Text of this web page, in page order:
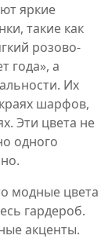
яркие
, такие как
розово-
года», а
Их
шарфов,
Эти цвета не
одного
модные цвета
гардероб.
акценты.